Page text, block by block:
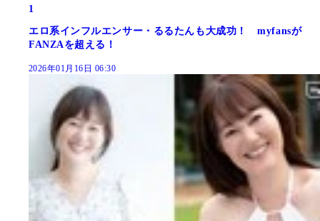
1
エロ系インフルエンサー・るるたんも大成功！ myfansが
FANZAを超える！
2026年01月16日 06:30